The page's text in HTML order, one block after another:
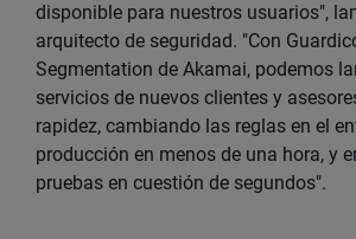
disponible para nuestros usuarios",
arquitecto de seguridad. "Con
Segmentation de Akamai, podemos
servicios de nuevos clientes y
rapidez, cambiando las reglas en el
producción en menos de una hora, y
pruebas en cuestión de segundos".